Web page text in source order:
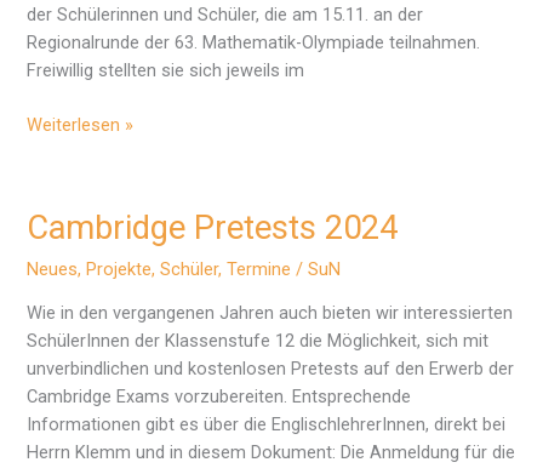
der Schülerinnen und Schüler, die am 15.11. an der
Regionalrunde der 63. Mathematik-Olympiade teilnahmen.
Freiwillig stellten sie sich jeweils im
Regionalrunde
Weiterlesen »
Cambridge Pretests 2024
Neues,Projekte,Schüler,Termine /SuN
Wie in den vergangenen Jahren auch bieten wir interessierten
SchülerInnen der Klassenstufe 12 die Möglichkeit, sich mit
unverbindlichen und kostenlosen Pretests auf den Erwerb der
Cambridge Exams vorzubereiten. Entsprechende
Informationen gibt es über die EnglischlehrerInnen, direkt bei
Herrn Klemm und in diesem Dokument: Die Anmeldung für die